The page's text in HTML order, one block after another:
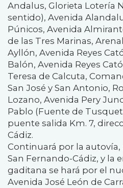
Andalus, Glorieta Lotería
sentido), Avenida
Púnicos, Avenida
de las Tres Marinas,
Ayllón, Avenida Reyes
Balón, Avenida Reyes
Teresa de Calcuta,
San José y San Antonio,
Lozano, Avenida Pery
Pablo (Fuente de
puente salida Km. 7,
Cádiz.
Continuará por la
San Fernando-Cádiz, y la
gaditana se hará por el
Avenida José León de